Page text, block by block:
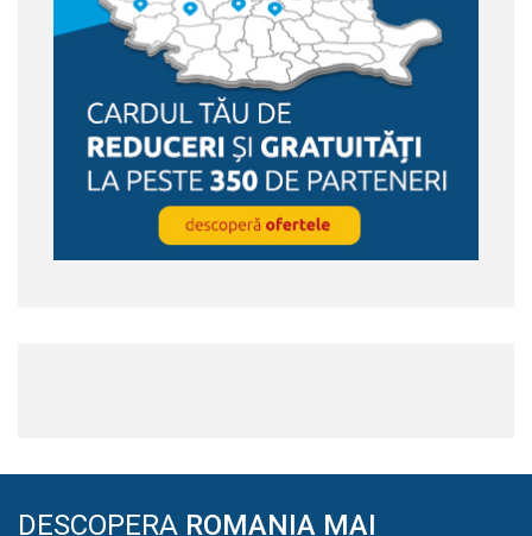
DESCOPERA ROMANIA MAI